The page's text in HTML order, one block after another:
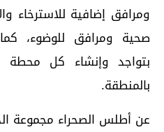
ومرافق إضافية للاسترخاء
صحية ومرافق للوضوء،
بتواجد وإنشاء كل محطة
بالمنطقة.
عن أطلس الصحراء مجموعة